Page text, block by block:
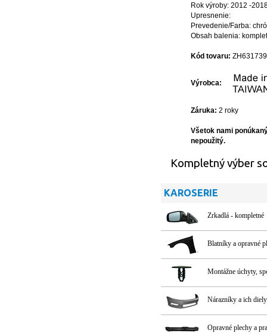
Rok výroby: 2012 -
Upresnenie:
Prevedenie/Farba:
Obsah balenia: komplet
Kód tovaru:
Výrobca:
Záruka: 2 roky
Všetok nami
nepoužitý.
Kompletný výber
KAROSERIE
Zrkadlá - kompletné
Blatníky a opravné
Montážne úchyty,
Nárazníky a ich diely
Opravné plechy a